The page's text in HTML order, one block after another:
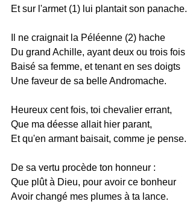
Et sur l'armet (1) lui plantait son panache.
Il ne craignait la Péléenne (2) hache
Du grand Achille, ayant deux ou trois fois
Baisé sa femme, et tenant en ses doigts
Une faveur de sa belle Andromache.
Heureux cent fois, toi chevalier errant,
Que ma déesse allait hier parant,
Et qu'en armant baisait, comme je pense.
De sa vertu procède ton honneur :
Que plût à Dieu, pour avoir ce bonheur
Avoir changé mes plumes à ta lance.